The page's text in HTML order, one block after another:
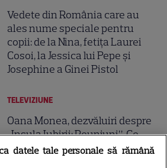
Vedete din România care au
ales nume speciale pentru
copii: de la Nina, fetița Laurei
Cosoi, la Jessica lui Pepe și
Josephine a Ginei Pistol
TELEVIZIUNE
Oana Monea, dezvăluiri despre
„Insula Iubirii: Reuniuni”. Ce
spune despre foștii
datele tale personale să rămână